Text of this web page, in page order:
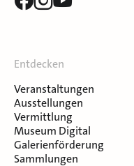
Entdecken
Veranstaltungen
Ausstellungen
Vermittlung
Museum Digital
Galerienförderung
Sammlungen